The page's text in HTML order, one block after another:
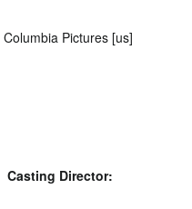
Columbia Pictures [us]
Casting Director: